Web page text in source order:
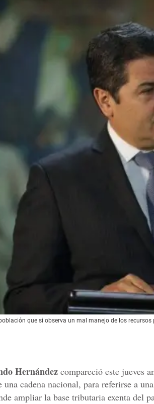
que si observa un mal manejo de los recursos
Hernández compareció este jueves
cadena nacional, para referirse a
ampliar la base tributaria exenta del